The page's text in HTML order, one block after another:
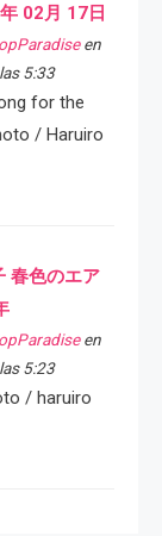
02月 17日
en
5:33
for the
/ Haruiro
春色のエア
en
5:23
/ haruiro